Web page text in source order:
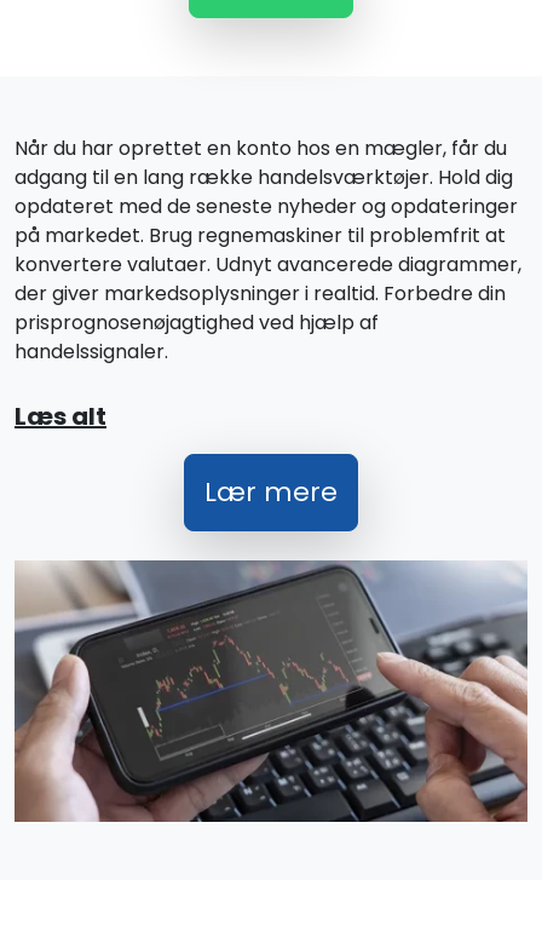
Når du har oprettet en konto hos en mægler, får du
adgang til en lang række handelsværktøjer. Hold dig
opdateret med de seneste nyheder og opdateringer
på markedet. Brug regnemaskiner til problemfrit at
konvertere valutaer. Udnyt avancerede diagrammer,
der giver markedsoplysninger i realtid. Forbedre din
prisprognosenøjagtighed ved hjælp af
handelssignaler.
Læs alt
Lær mere